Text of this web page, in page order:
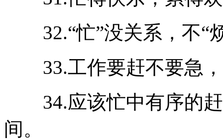
32.“忙”没关系，不“
33.工作要赶不要急，
34.应该忙中有序的赶
间。